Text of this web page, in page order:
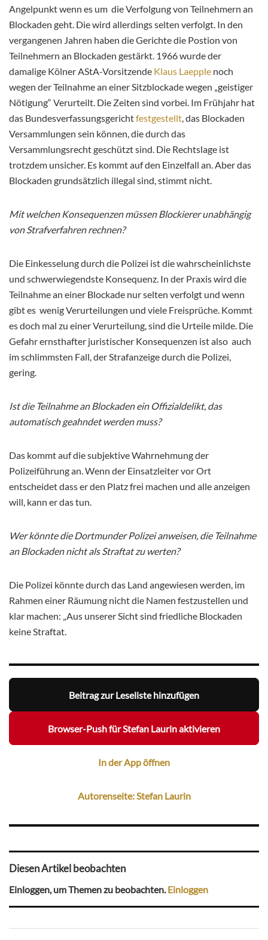
Angelpunkt wenn es um die Verfolgung von Teilnehmern an
Blockaden geht. Die wird allerdings selten verfolgt. In den
vergangenen Jahren haben die Gerichte die Postion von
Teilnehmern an Blockaden gestärkt. 1966 wurde der
damalige Kölner AStA-Vorsitzende Klaus Laepple noch
wegen der Teilnahme an einer Sitzblockade wegen „geistiger
Nötigung“ Verurteilt. Die Zeiten sind vorbei. Im Frühjahr hat
das Bundesverfassungsgerichtfestgestellt, das Blockaden
Versammlungen sein können, die durch das
Versammlungsrecht geschützt sind. Die Rechtslage ist
trotzdem unsicher. Es kommt auf den Einzelfall an. Aber das
Blockaden grundsätzlich illegal sind, stimmt nicht.
Mit welchen Konsequenzen müssen Blockierer unabhängig
von Strafverfahren rechnen?
Die Einkesselung durch die Polizei ist die wahrscheinlichste
und schwerwiegendste Konsequenz. In der Praxis wird die
Teilnahme an einer Blockade nur selten verfolgt und wenn
gibt es wenig Verurteilungen und viele Freisprüche. Kommt
es doch mal zu einer Verurteilung, sind die Urteile milde. Die
Gefahr ernsthafter juristischer Konsequenzen ist also auch
im schlimmsten Fall, der Strafanzeige durch die Polizei,
gering.
Ist die Teilnahme an Blockaden ein Offizialdelikt, das
automatisch geahndet werden muss?
Das kommt auf die subjektive Wahrnehmung der
Polizeiführung an. Wenn der Einsatzleiter vor Ort
entscheidet dass er den Platz frei machen und alle anzeigen
will, kann er das tun.
Wer könnte die Dortmunder Polizei anweisen, die Teilnahme
an Blockaden nicht als Straftat zu werten?
Die Polizei könnte durch das Land angewiesen werden, im
Rahmen einer Räumung nicht die Namen festzustellen und
klar machen: „Aus unserer Sicht sind friedliche Blockaden
keine Straftat.
Beitrag zur Leseliste hinzufügen
Browser-Push für Stefan Laurin aktivieren
In der App öffnen
Autorenseite: Stefan Laurin
Diesen Artikel beobachten
Einloggen, um Themen zu beobachten.Einloggen